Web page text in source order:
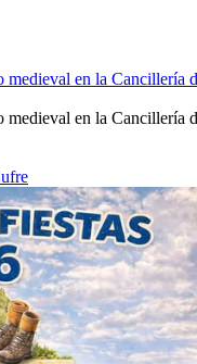
medieval en la Cancillería
medieval en la Cancillería